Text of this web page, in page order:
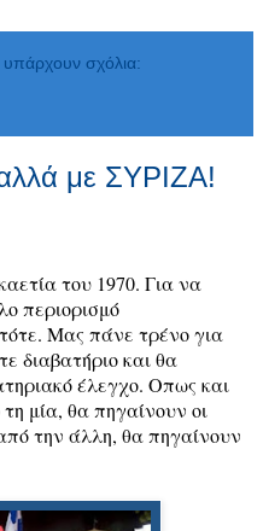
υπάρχουν σχόλια:
με ΣΥΡΙΖΑ!
του 1970. Για να
περιορισμό
Μας πάνε τρένο για
διαβατήριο και θα
έλεγχο. Οπως και
μία, θα πηγαίνουν οι
την άλλη, θα πηγαίνουν